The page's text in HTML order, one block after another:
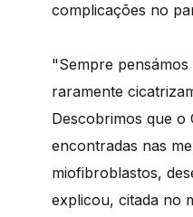
complicações no
"Sempre
raramente
Descobrimos que
encontradas nas
miofibroblastos,
explicou, citada no